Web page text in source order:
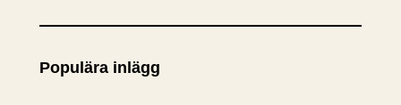
k
Populära inlägg